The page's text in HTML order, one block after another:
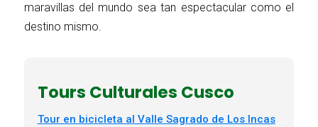
maravillas del mundo sea tan espectacular como el
destino mismo.
Tours Culturales Cusco
Tour en bicicleta al Valle Sagrado de Los Incas